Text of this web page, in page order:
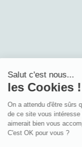
Salut c'est nous...
les
On a attendu d'être
de ce site vous
aimerait bien vous
C'est OK pour vous ?